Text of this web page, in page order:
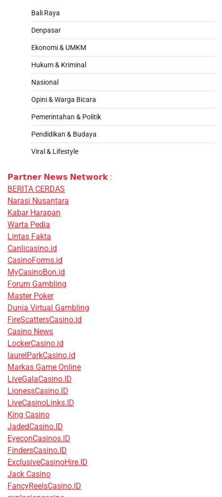
Bali Raya
Denpasar
Ekonomi & UMKM
Hukum & Kriminal
Nasional
Opini & Warga Bicara
Pemerintahan & Politik
Pendidikan & Budaya
Viral & Lifestyle
𝗣𝗮𝗿𝘁𝗻𝗲𝗿 𝗡𝗲𝘄𝘀 𝗡𝗲𝘁𝘄𝗼𝗿𝗸 :
BERITA CERDAS
Narasi Nusantara
Kabar Harapan
Warta Pedia
Lintas Fakta
Canlicasino.id
CasinoForms.id
MyCasinoBon.id
Forum Gambling
Master Poker
Dunia Virtual Gambling
FireScattersCasino.id
Casino News
LockerCasino.id
laurelParkCasino.id
Markas Game Online
LiveGalaCasino.ID
LionessCasino.ID
LiveCasinoLinks.ID
King Casino
JadedCasino.ID
EyeconCasinos.ID
FindersCasino.ID
ExclusiveCasinoHire.ID
Jack Casino
FancyReelsCasino.ID